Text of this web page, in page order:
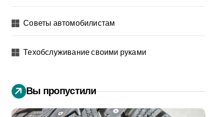
Советы автомобилистам
Техобслуживание своими руками
Вы пропустили